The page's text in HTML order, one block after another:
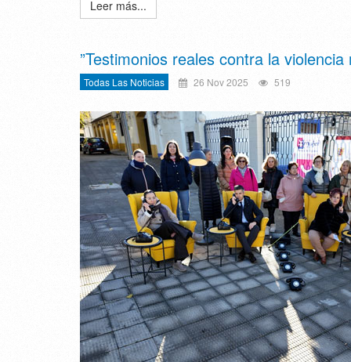
Leer más...
”Testimonios reales contra la
Todas Las Noticias 26 Nov 2025 519